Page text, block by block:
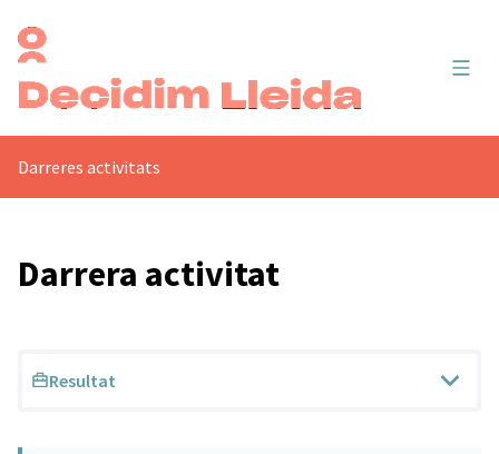
Darreres activitats
Darrera activitat
Resultat